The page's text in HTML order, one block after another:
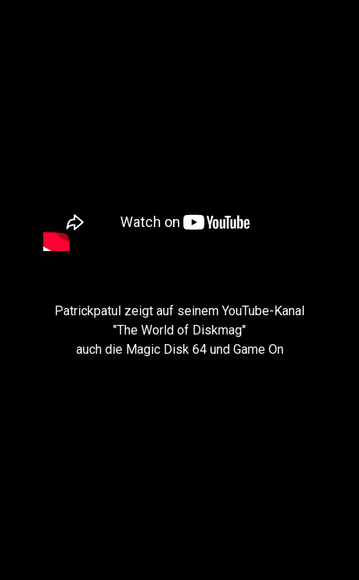
Patrickpatul zeigt auf seinem YouTube-Kanal
"The World of Diskmag"
auch die Magic Disk 64 und Game On